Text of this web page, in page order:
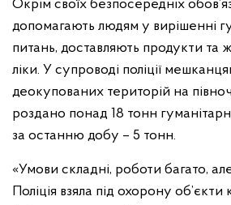
Окрім своїх безпосередніх
допомагають людям у вирішенні
питань, доставляють продукти та
ліки. У супроводі поліції
деокупованих територій на
роздано понад 18 тонн
за останню добу – 5 тонн.
«Умови складні, роботи багато,
Поліція взяла під охорону об’єкти